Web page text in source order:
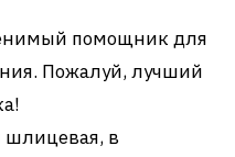
помощник для
Пожалуй, лучший
шлицевая, в